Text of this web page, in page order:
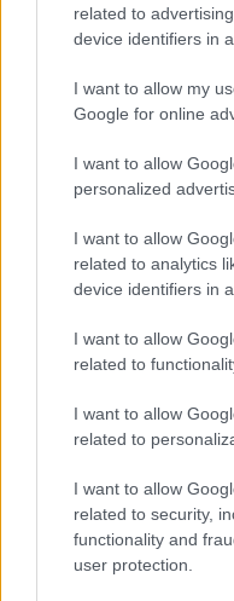
related to
device identifiers in
I want to allow my
Google for online
I want to allow
personalized
I want to allow
related to analytics
device identifiers in
I want to allow
related to
I want to allow
related to
I want to allow
related to security,
functionality and
user protection.
επαρχία που της έμαθε
ταξίδια, το θέατρο, τις
Κορτάσαρ, και πιστεύει
μόνοι νορμάλ άνθρωποι
Σπούδασε Επικοινωνία
όταν ακόμα το internet